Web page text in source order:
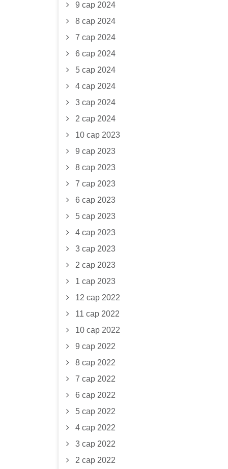
9 сар 2024
8 сар 2024
7 сар 2024
6 сар 2024
5 сар 2024
4 сар 2024
3 сар 2024
2 сар 2024
10 сар 2023
9 сар 2023
8 сар 2023
7 сар 2023
6 сар 2023
5 сар 2023
4 сар 2023
3 сар 2023
2 сар 2023
1 сар 2023
12 сар 2022
11 сар 2022
10 сар 2022
9 сар 2022
8 сар 2022
7 сар 2022
6 сар 2022
5 сар 2022
4 сар 2022
3 сар 2022
2 сар 2022